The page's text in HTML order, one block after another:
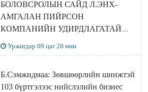
БОЛОВСРОЛЫН САЙД Л.ЭНХ-
АМГАЛАН ПИЙРСОН
КОМПАНИЙН УДИРДЛАГАТАЙ
Уржигдар 09 цаг 28 мин
Б.Сэмжидмаа: Зөвшөөрлийн шинжтэй
103 бүртгэлээс нийслэлийн бизнес